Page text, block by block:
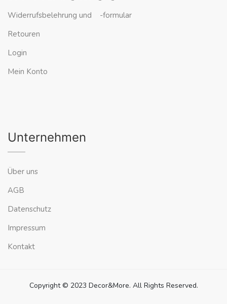
Widerrufsbelehrung und -formular
Retouren
Login
Mein Konto
Unternehmen
Über uns
AGB
Datenschutz
Impressum
Kontakt
Copyright © 2023 Decor&More. All Rights Reserved.